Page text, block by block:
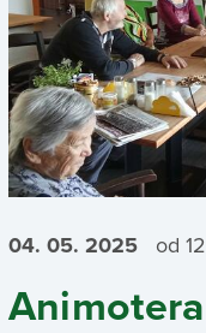
04. 05. 2025 od